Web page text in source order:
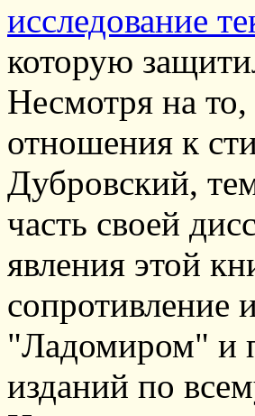
исследование
которую
Несмотря на
отношения к
Дубровский,
часть своей
явления этой
сопротивление
"Ладомиром" и
изданий по